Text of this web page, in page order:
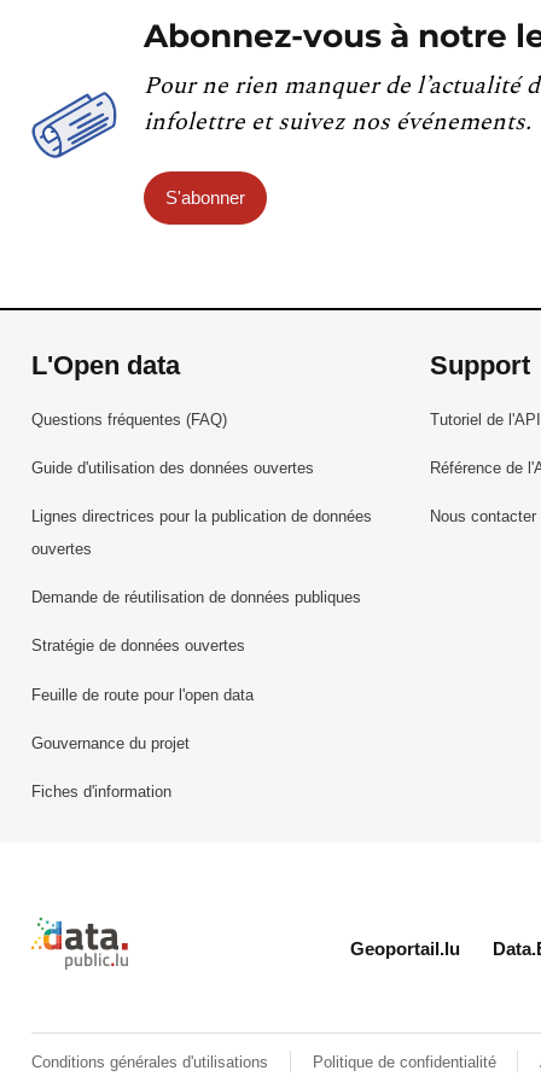
Abonnez-vous à notre
Pour ne rien manquer de l’actualité
infolettre et suivez nos événements.
S'abonner
L'Open data
Questions fréquentes (FAQ)
Guide d'utilisation des données ouvertes
Lignes directrices pour la publication de données
ouvertes
Demande de réutilisation de données publiques
Stratégie de données ouvertes
Feuille de route pour l'open data
Gouvernance du projet
Fiches d'information
Support
Tutoriel de l'API
Référence de
Nous contacter
Retour à l'accueil de data.public.lu
Geoportail.lu
Conditions générales d'utilisations Politique de confidentialité